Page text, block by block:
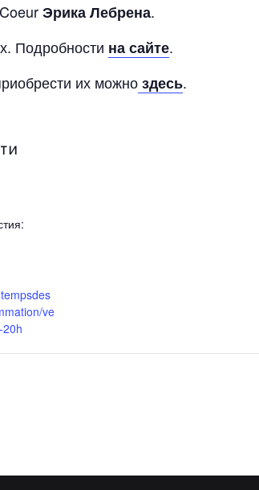
Эрика Лебрена.
Подробности на сайте.
их можноздесь.
ve